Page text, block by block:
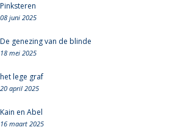
Pinksteren
08 juni 2025
De genezing van de blinde
18 mei 2025
het lege graf
20 april 2025
Kain en Abel
16 maart 2025